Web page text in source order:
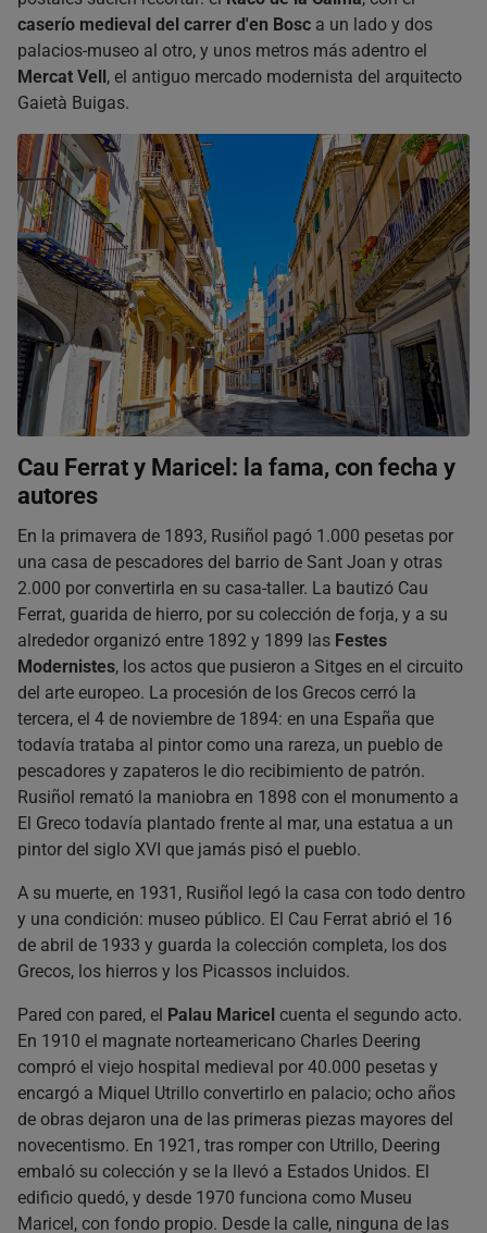
caserío medieval del carrer d'en Bosc a un lado y dos
palacios-museo al otro, y unos metros más adentro el
Mercat Vell, el antiguo mercado modernista del arquitecto
Gaietà Buigas.
Cau Ferrat y Maricel: la fama, con fecha y
autores
En la primavera de 1893, Rusiñol pagó 1.000 pesetas por
una casa de pescadores del barrio de Sant Joan y otras
2.000 por convertirla en su casa-taller. La bautizó Cau
Ferrat, guarida de hierro, por su colección de forja, y a su
alrededor organizó entre 1892 y 1899 las Festes
Modernistes, los actos que pusieron a Sitges en el circuito
del arte europeo. La procesión de los Grecos cerró la
tercera, el 4 de noviembre de 1894: en una España que
todavía trataba al pintor como una rareza, un pueblo de
pescadores y zapateros le dio recibimiento de patrón.
Rusiñol remató la maniobra en 1898 con el monumento a
El Greco todavía plantado frente al mar, una estatua a un
pintor del siglo XVI que jamás pisó el pueblo.
A su muerte, en 1931, Rusiñol legó la casa con todo dentro
y una condición: museo público. El Cau Ferrat abrió el 16
de abril de 1933 y guarda la colección completa, los dos
Grecos, los hierros y los Picassos incluidos.
Pared con pared, el Palau Maricel cuenta el segundo acto.
En 1910 el magnate norteamericano Charles Deering
compró el viejo hospital medieval por 40.000 pesetas y
encargó a Miquel Utrillo convertirlo en palacio; ocho años
de obras dejaron una de las primeras piezas mayores del
novecentismo. En 1921, tras romper con Utrillo, Deering
embaló su colección y se la llevó a Estados Unidos. El
edificio quedó, y desde 1970 funciona como Museu
Maricel, con fondo propio. Desde la calle, ninguna de las